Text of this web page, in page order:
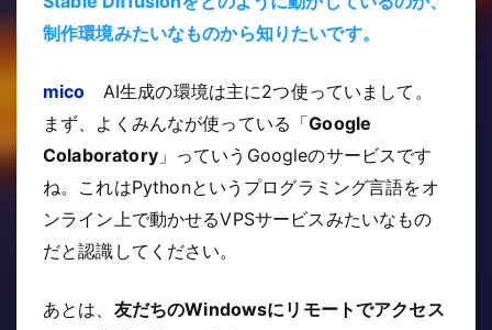
制作環境みたいなものから知りたいです。
mico AI生成の環境は主に2つ使っていまして。
まず、よくみんなが使っている「Google
Colaboratory」っていうGoogleのサービスです
ね。これはPythonというプログラミング言語をオ
ンライン上で動かせるVPSサービスみたいなもの
だと認識してください。
あとは、 友だちのWindowsにリモートでアクセス